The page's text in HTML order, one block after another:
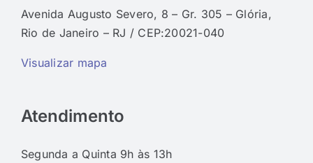
Avenida Augusto Severo, 8 – Gr. 305 – Glória,
Rio de Janeiro – RJ / CEP:20021-040
Visualizar mapa
Atendimento
Segunda a Quinta 9h às 13h